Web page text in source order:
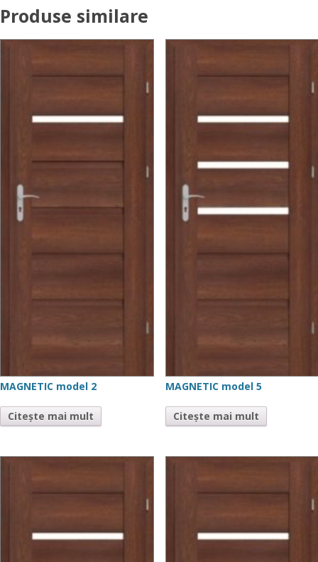
Produse similare
MAGNETIC model 2
Citește mai mult
MAGNETIC model 5
Citește mai mult